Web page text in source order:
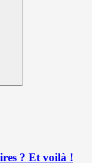
? Et voilà !